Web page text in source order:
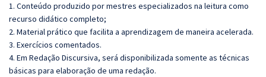
1. Conteúdo produzido por mestres especializados na leitura como
recurso didático completo;
2. Material prático que facilita a aprendizagem de maneira acelerada.
3. Exercícios comentados.
4. Em Redação Discursiva, será disponibilizada somente as técnicas
básicas para elaboração de uma redação.